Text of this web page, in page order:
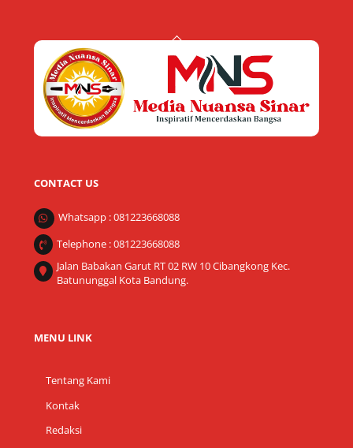
Back
Top
CONTACT US
Whatsapp : 081223668088
Telephone : 081223668088
Jalan Babakan Garut RT 02 RW 10 Cibangkong Kec.
Batununggal Kota Bandung.
MENU LINK
Tentang Kami
Kontak
Redaksi